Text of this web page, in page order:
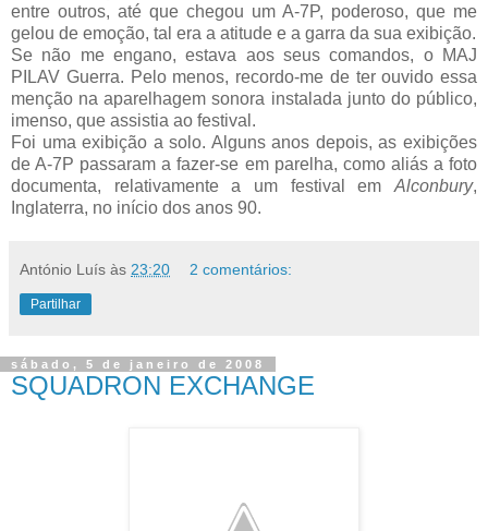
entre outros, até que chegou um A-7P, poderoso, que me
gelou de emoção, tal era a atitude e a garra da sua exibição.
Se não me engano, estava aos seus comandos, o MAJ
PILAV Guerra. Pelo menos, recordo-me de ter ouvido essa
menção na aparelhagem sonora instalada junto do público,
imenso, que assistia ao festival.
Foi uma exibição a solo. Alguns anos depois, as exibições
de A-7P passaram a fazer-se em parelha, como aliás a foto
documenta, relativamente a um festival em Alconbury,
Inglaterra, no início dos anos 90.
António Luís às 23:20 2 comentários:
Partilhar
sábado, 5 de janeiro de 2008
SQUADRON EXCHANGE